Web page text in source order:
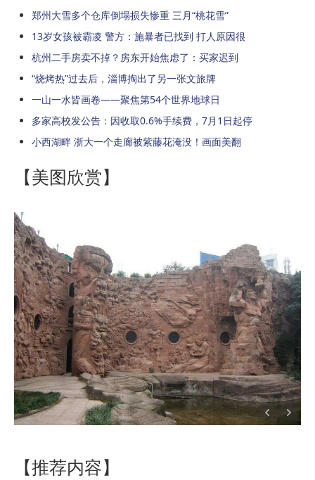
郑州大雪多个仓库倒塌损失惨重 三月“桃花雪”
13岁女孩被霸凌 警方：施暴者已找到 打人原因很
杭州二手房卖不掉？房东开始焦虑了：买家迟到
“烧烤热”过去后，淄博掏出了另一张文旅牌
一山一水皆画卷——聚焦第54个世界地球日
多家高校发公告：因收取0.6%手续费，7月1日起停
小西湖畔 浙大一个走廊被紫藤花淹没！画面美翻
【美图欣赏】
【推荐内容】